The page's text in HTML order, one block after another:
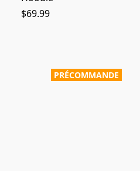
$69.99
PRÉCOMMANDE